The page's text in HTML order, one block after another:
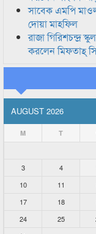
সাবেক এমপি
দোয়া মাহফিল
রাজা গিরিশচন্দ্র
করলেন মিফতাহ্
AUGUST 2026
M T
3
4
10
11
17
18
24
25